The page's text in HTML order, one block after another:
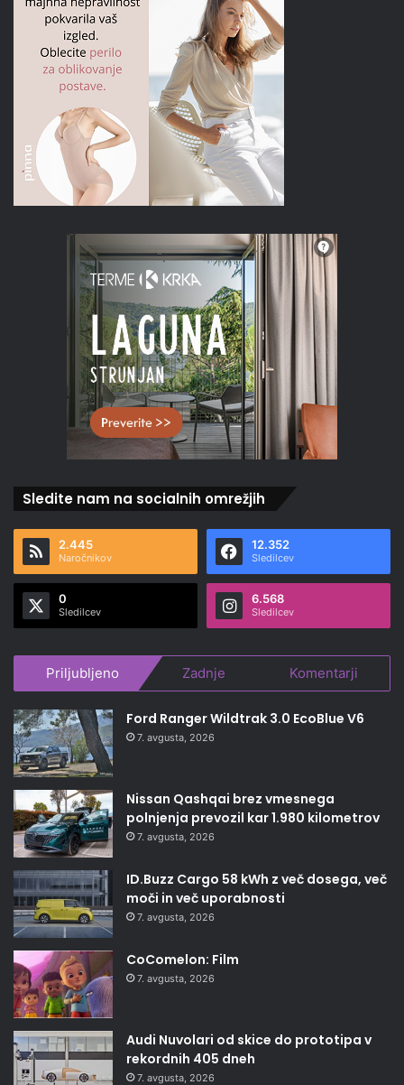
Sledite nam na socialnih omrežjih
2.445
Naročnikov
12.352
Sledilcev
0
Sledilcev
6.568
Sledilcev
Priljubljeno Zadnje Komentarji
Ford Ranger Wildtrak 3.0 EcoBlue V6
7. avgusta, 2026
Nissan Qashqai brez vmesnega
polnjenja prevozil kar 1.980 kilometrov
7. avgusta, 2026
ID.Buzz Cargo 58 kWh z več dosega, več
moči in več uporabnosti
7. avgusta, 2026
CoComelon: Film
7. avgusta, 2026
Audi Nuvolari od skice do prototipa v
rekordnih 405 dneh
7. avgusta, 2026